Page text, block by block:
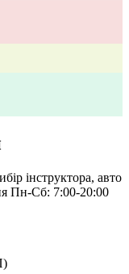
інструктора, авто
Пн-Сб: 7:00-20:00